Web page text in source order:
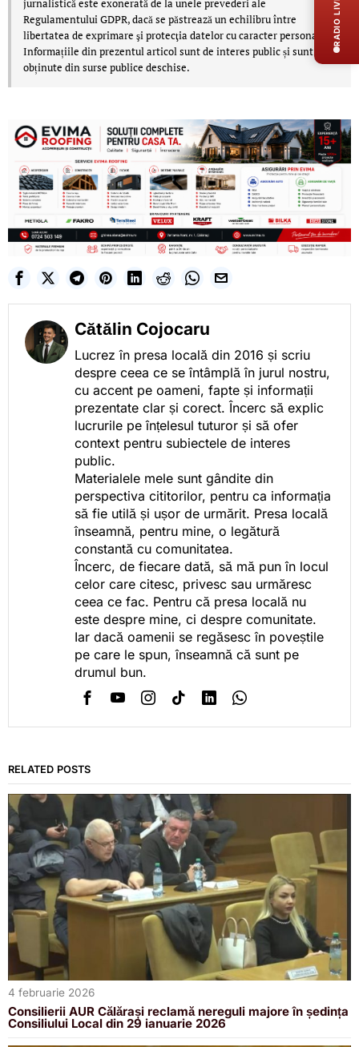
jurnalistică este exonerată de la unele prevederi ale
Regulamentului GDPR, dacă se păstrează un echilibru între
libertatea de exprimare şi protecţia datelor cu caracter personal.
Informațiile din prezentul articol sunt de interes public și sunt
obținute din surse publice deschise.
Cătălin Cojocaru
Lucrez în presa locală din 2016 și scriu
despre ceea ce se întâmplă în jurul nostru,
cu accent pe oameni, fapte și informații
prezentate clar și corect. Încerc să explic
lucrurile pe înțelesul tuturor și să ofer
context pentru subiectele de interes
public.
Materialele mele sunt gândite din
perspectiva cititorilor, pentru ca informația
să fie utilă și ușor de urmărit. Presa locală
înseamnă, pentru mine, o legătură
constantă cu comunitatea.
Încerc, de fiecare dată, să mă pun în locul
celor care citesc, privesc sau urmăresc
ceea ce fac. Pentru că presa locală nu
este despre mine, ci despre comunitate.
Iar dacă oamenii se regăsesc în poveștile
pe care le spun, înseamnă că sunt pe
drumul bun.
RELATED POSTS
4 februarie 2026
Consilierii AUR Călărași reclamă nereguli majore în ședința
Consiliului Local din 29 ianuarie 2026
RADIO LIVE